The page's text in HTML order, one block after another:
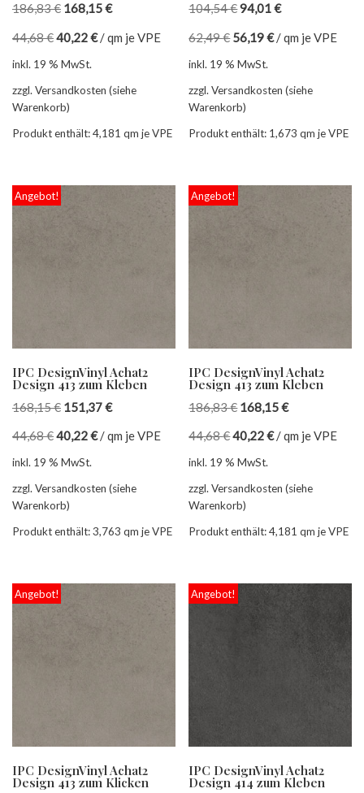
186,83€ 168,15€
44,68€40,22€/qm je VPE
inkl. 19 % MwSt.
zzgl. Versandkosten (siehe
Warenkorb)
Produkt enthält: 4,181 qm je VPE
104,54€94,01€
62,49€ 56,19€/qm je VPE
inkl. 19 % MwSt.
zzgl. Versandkosten (siehe
Warenkorb)
Produkt enthält: 1,673qm je VPE
Angebot!
IPC DesignVinyl Achat2
Design 413 zum Kleben
168,15€ 151,37€
44,68€40,22€/qm je VPE
inkl. 19 % MwSt.
zzgl. Versandkosten (siehe
Warenkorb)
Produkt enthält: 3,763 qm je VPE
Angebot!
IPC DesignVinyl Achat2
Design 413 zum Kleben
186,83€ 168,15€
44,68€40,22€/qm je VPE
inkl. 19 % MwSt.
zzgl. Versandkosten (siehe
Warenkorb)
Produkt enthält: 4,181qm je VPE
Angebot!
IPC DesignVinyl Achat2
Design 413 zum Klicken
Angebot!
IPC DesignVinyl Achat2
Design 414 zum Kleben